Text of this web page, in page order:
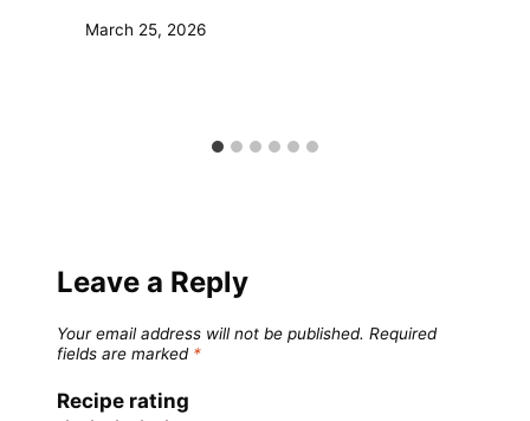
March 25, 2026
Leave a Reply
Your email address will not be published. Required
fields are marked *
Recipe rating